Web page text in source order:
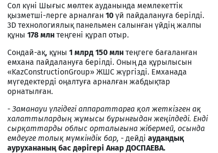
Сол күні Шығыс мөлтек ауданында мемлекеттік
қызметші-лерге арналған 10 үй пайдалануға берілді.
3D технологиялық панельмен салынған үйдің жалпы
құны 178 млн теңгені құрап отыр.
Сондай-ақ, құны 1 млрд 150 млн теңгеге бағаланған
емхана пайдалануға берілді. Оның да құрылысын
«KazConstructionGroup» ЖШС жүргізді. Емханада
мүгедектерді оңалтуға арналған жабдықтар
орнатылған.
- Заманауи үлгідегі аппараттарға қол жеткізген ақ
халаттылардың жұмысы бұрынғыдан жеңілдеді. Енді
сырқаттарды облыс орталығына жібермей, осында
емдеуге толық мүмкіндік бар, - дейді аудандық
аурухананың бас дәрігері Анар ДОСПАЕВА.